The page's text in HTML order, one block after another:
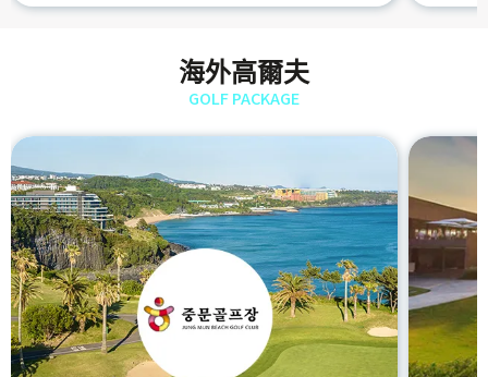
海外高爾夫
GOLF PACKAGE